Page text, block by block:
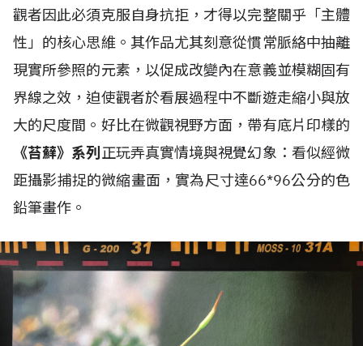
觀者因此必須克服自身抗拒，才得以完整關乎「主體
性」的核心思維。其作品尤其刻意從慣常脈絡中抽離
現實所參照的元素，以促成改變內在意義並模糊固有
界線之效，迫使觀者於看展過程中不斷遊走縮小與放
大的尺度間。好比在微觀視野方面，帶有底片印樣的
《苔蘚》系列 正玩弄真實情境與視覺幻象：看似經微
距攝影捕捉的微縮畫面，實為尺寸達66*96公分的色
鉛筆畫作。